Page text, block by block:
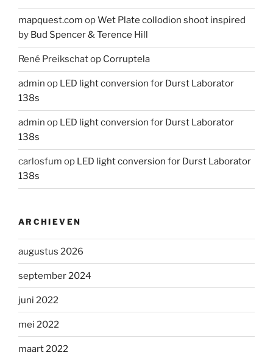
mapquest.com opWet Plate collodion shoot inspired
by Bud Spencer & Terence Hill
René Preikschatop Corruptela
admin op LED light conversion for Durst Laborator
138s
admin op LED light conversion for Durst Laborator
138s
carlosfum op LED light conversion for Durst Laborator
138s
ARCHIEVEN
augustus 2026
september 2024
juni 2022
mei 2022
maart 2022